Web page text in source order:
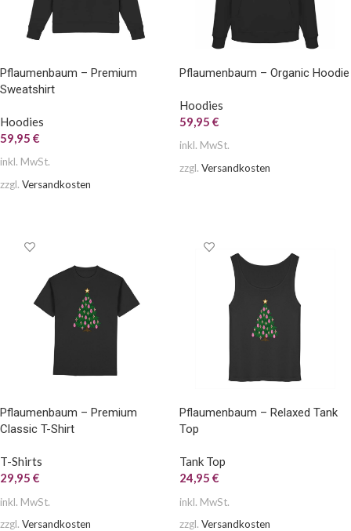
Pflaumenbaum – Premium
Sweatshirt
Hoodies
59,95 €
inkl. MwSt.
zzgl. Versandkosten
Pflaumenbaum – Organic Hoodie
Hoodies
59,95 €
inkl. MwSt.
zzgl. Versandkosten
Pflaumenbaum – Premium
Classic T-Shirt
T-Shirts
29,95 €
inkl. MwSt.
zzgl. Versandkosten
Pflaumenbaum – Relaxed Tank
Top
Tank Top
24,95 €
inkl. MwSt.
zzgl. Versandkosten